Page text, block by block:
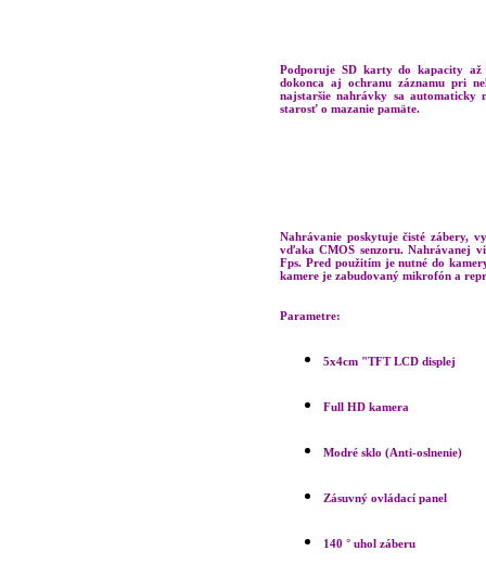
Podporuje SD karty do kapacity
dokonca aj ochranu záznamu pri
najstaršie nahrávky sa automaticky
starosť o mazanie pamäte.
Nahrávanie poskytuje čisté zábery,
vďaka CMOS senzoru. Nahrávanej
Fps. Pred použitím je nutné do
kamere je zabudovaný mikrofón a
Parametre:
5x4cm "TFT LCD displej
Full HD kamera
Modré sklo (Anti-oslnenie)
Zásuvný ovládací panel
140 ° uhol záberu